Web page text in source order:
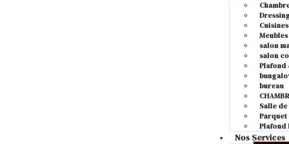
Cuisines
Meubles
salon
salon
Plafond
bureau
Salle
Parquet
Plafond
Nos Services